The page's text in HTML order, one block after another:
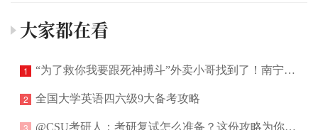
大家都在看
1 “为了救你我要跟死神搏斗”外卖小哥找到了！南宁理工学院学子！
2 全国大学英语四六级9大备考攻略
@CSU考研人：考研复试怎么准备？这份攻略为你加油